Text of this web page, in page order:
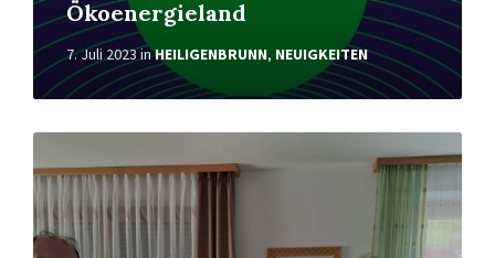
Ökoenergieland
7. Juli 2023inHEILIGENBRUNN, NEUIGKEITEN
Weiterlesen